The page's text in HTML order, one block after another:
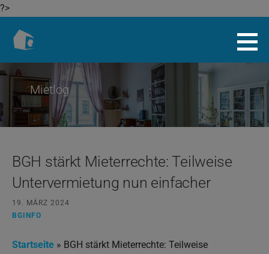
?>
Inhalt
Baugenossenschaft.info
Mietlog
BGH stärkt Mieterrechte: Teilweise
Untervermietung nun einfacher
19. MÄRZ 2024
BGINFO
Startseite » BGH stärkt Mieterrechte: Teilweise